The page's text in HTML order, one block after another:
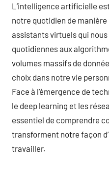
L’intelligence artificielle
notre quotidien de
assistants virtuels qui
quotidiennes aux
volumes massifs de
choix dans notre vie
Face à l’émergence de
le deep learning et les
essentiel de comprendre
transforment notre façon
travailler.